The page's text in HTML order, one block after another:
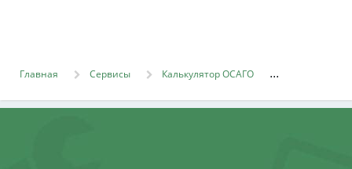
Главная Сервисы Калькулятор ОСАГО